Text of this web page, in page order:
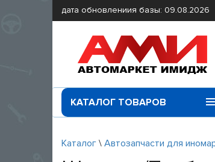
дата обновлениия базы: 09.08.2026
КАТАЛОГ ТОВАРОВ
Каталог \ Автозапчасти для